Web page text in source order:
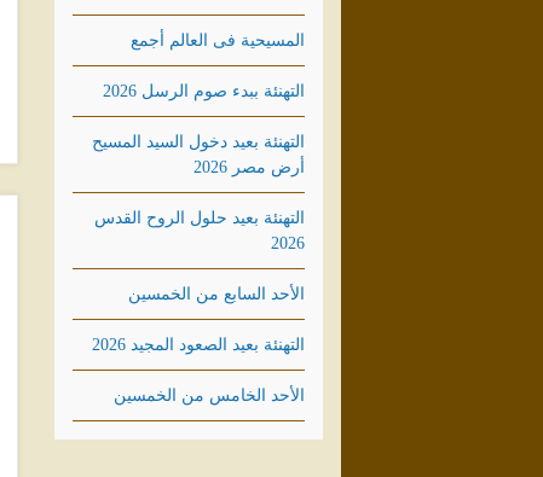
المسيحية فى العالم أجمع
التهنئة ببدء صوم الرسل 2026
التهنئة بعيد دخول السيد المسيح
أرض مصر 2026
التهنئة بعيد حلول الروح القدس
2026
الأحد السابع من الخمسين
التهنئة بعيد الصعود المجيد 2026
الأحد الخامس من الخمسين